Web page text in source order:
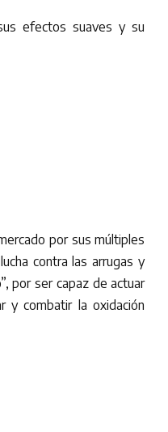
efectos suaves y su
por sus múltiples
contra las arrugas y
por ser capaz de actuar
y combatir la oxidación